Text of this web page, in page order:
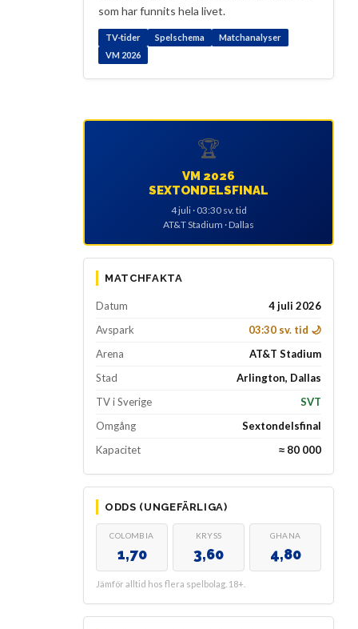
som har funnits hela livet.
TV-tider Spelschema
Matchanalyser
VM 2026
🏆
VM 2026
SEXTONDELSFINAL
4 juli · 03:30 sv. tid
AT&T Stadium · Dallas
MATCHFAKTA
Datum
4 juli 2026
Avspark
03:30 sv. tid 🌙
Arena
AT&T Stadium
Stad
Arlington, Dallas
TV i Sverige
SVT
Omgång
Sextondelsfinal
Kapacitet
≈ 80 000
ODDS (UNGEFÄRLIGA)
COLOMBIA
1,70
KRYSS
3,60
GHANA
4,80
Jämför alltid hos flera spelbolag. 18+.